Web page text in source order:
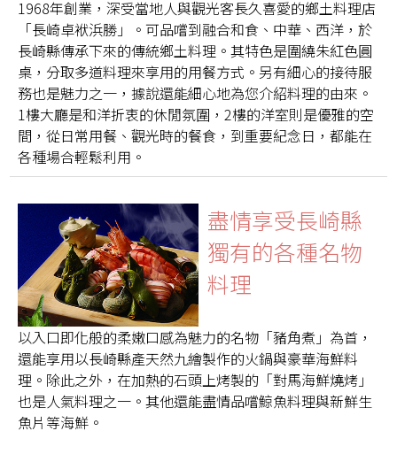
1968年創業，深受當地人與觀光客長久喜愛的鄉土料理店
「長崎卓袱浜勝」。可品嚐到融合和食、中華、西洋，於
長崎縣傳承下來的傳統鄉土料理。其特色是圍繞朱紅色圓
桌，分取多道料理來享用的用餐方式。另有細心的接待服
務也是魅力之一，據說還能細心地為您介紹料理的由來。
1樓大廳是和洋折衷的休閒氛圍，2樓的洋室則是優雅的空
間，從日常用餐、觀光時的餐食，到重要紀念日，都能在
各種場合輕鬆利用。
盡情享受長崎縣
獨有的各種名物
料理
以入口即化般的柔嫩口感為魅力的名物「豬角煮」為首，
還能享用以長崎縣產天然九繪製作的火鍋與豪華海鮮料
理。除此之外，在加熱的石頭上烤製的「對馬海鮮燒烤」
也是人氣料理之一。其他還能盡情品嚐鯨魚料理與新鮮生
魚片等海鮮。